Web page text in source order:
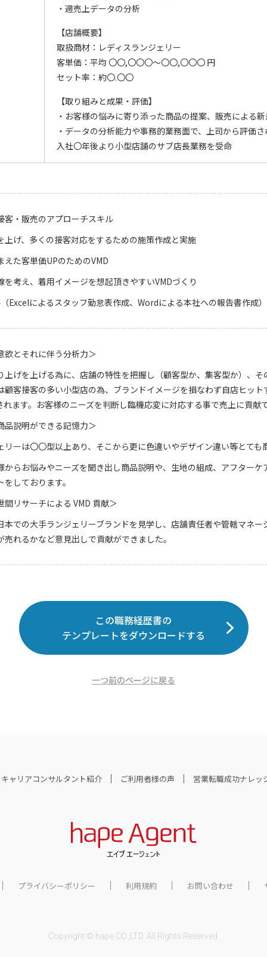
・週売上データの分析
【店舗概要】
取扱商材：レディスランジェリー
客単価：平均 〇〇,〇〇〇～〇〇,〇〇〇 円
セット率：約〇.〇〇
【取り組みと成果・評価】
・お客様の悩みに寄り添った商品の提案、販売による
・データの分析能力や事務的業務面で、上司から評価さ
入社〇年後より小型店舗のサブ店長業務を受命
客・販売のアプローチスキル
上げ、多くの接客対応をするための施策作成と実施
えた客単価UPのためのVMD
を考え、着用イメージを想起頂きやすいVMDづくり
Excelによるスタッフ勤怠表作成、Wordによる本社への報告書作成）
欲とそれに伴う分析力＞
上げを上げる為に、店舗の特性を把握し（顧客型か、集客型か）、
顧客接客の多い小型店の為、ブランドイメージを損なわず自店ヒッ
れます。お客様のニーズを判断し臨機応変に対応する事で売上に貢献
品説明ができる記憶力＞
リーは〇〇型以上あり、そこから更に色違いやデザイン違い等とても
からお悩みやニーズを聞き出し商品説明や、生地の組成、アフター
しております。
間リサーチによる VMD 貢献＞
本での大手ランジェリーブランドを見学し、店舗責任者や管轄マネ
売れるかなど意見出しで貢献ができました。
この職務経歴書の
テンプレートをダウンロードする
一つ前のページに戻る
キャリアコンサルタント紹介 ご利用者様の声 営業転職成功ナレッ
プライバシーポリシー 利用規約 お問い合わせ
Copyright © hape CO.,LTD. All Rights Reserved.